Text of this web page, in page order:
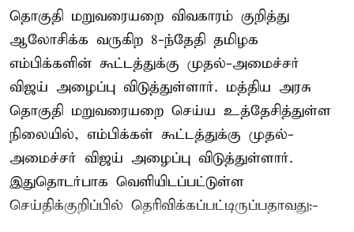
தொகுதி மறுவரையறை விவகாரம் குறித்து
ஆலோசிக்க வருகிற 8-ந்தேதி தமிழக
எம்பிக்களின் கூட்டத்துக்கு முதல்-அமைச்சர்
விஜய் அழைப்பு விடுத்துள்ளார். மத்திய அரசு
தொகுதி மறுவரையறை செய்ய உத்தேசித்துள்ள
நிலையில், எம்பிக்கள் கூட்டத்துக்கு முதல்-
அமைச்சர் விஜய் அழைப்பு விடுத்துள்ளார்.
இதுதொடர்பாக வெளியிடப்பட்டுள்ள
செய்திக்குறிப்பில் தெரிவிக்கப்பட்டிருப்பதாவது:-